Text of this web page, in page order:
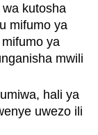
kutosha
mifumo ya
ya
mwili
hali ya
uwezo ili